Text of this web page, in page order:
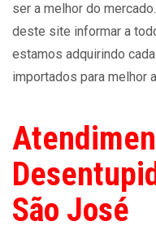
ser a melhor do
deste site informar a
estamos adquirindo
importados para melhor
São José